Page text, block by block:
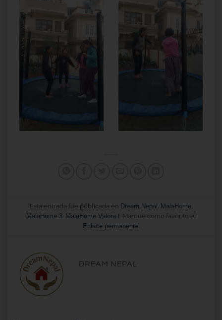
Esta entrada fue publicada en Dream Nepal , MalaHome,
MalaHome 3, MalaHome Valora·t . Marque como favorito el
Enlace permanente
DREAM NEPAL